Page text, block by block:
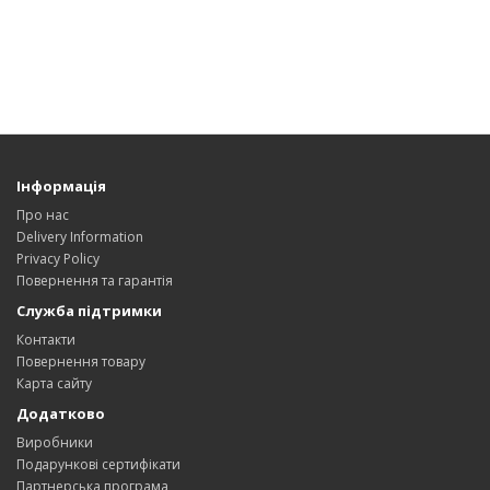
Інформація
Про нас
Delivery Information
Privacy Policy
Повернення та гарантія
Служба підтримки
Контакти
Повернення товару
Карта сайту
Додатково
Виробники
Подарункові сертифікати
Партнерська програма